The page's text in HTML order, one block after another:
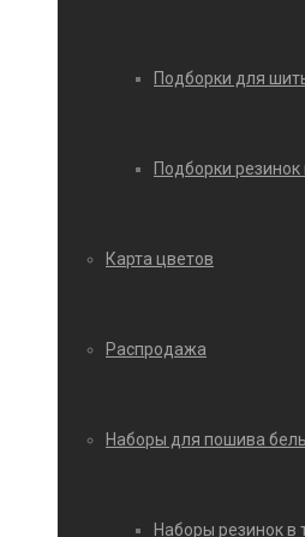
Подборки для
Подборки резинок
Карта цветов
Распродажа
Наборы для пошива
Наборы резинок в